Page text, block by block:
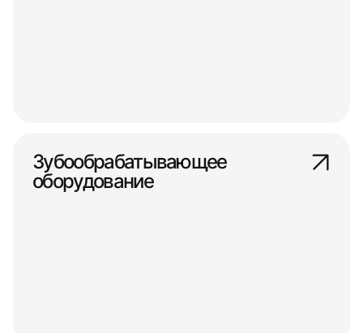
Зубообрабатывающее
оборудование